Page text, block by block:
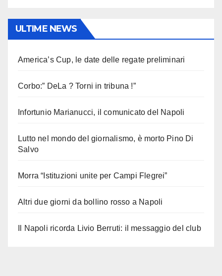
ULTIME NEWS
America’s Cup, le date delle regate preliminari
Corbo:” DeLa ? Torni in tribuna !”
Infortunio Marianucci, il comunicato del Napoli
Lutto nel mondo del giornalismo, è morto Pino Di
Salvo
Morra “Istituzioni unite per Campi Flegrei”
Altri due giorni da bollino rosso a Napoli
Il Napoli ricorda Livio Berruti: il messaggio del club